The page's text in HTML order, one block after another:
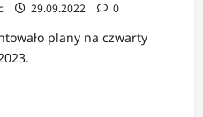
29.09.2022 0
plany na czwarty